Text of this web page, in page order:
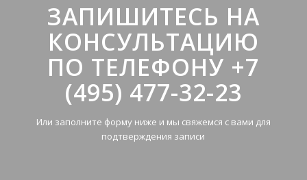
ЗАПИШИТЕСЬ НА
КОНСУЛЬТАЦИЮ
ПО ТЕЛЕФОНУ +7
(495) 477-32-23
Или заполните форму ниже и мы свяжемся с вами для
подтверждения записи